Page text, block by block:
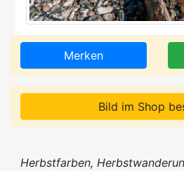
Merken
Bild im Shop
Herbstfarben,